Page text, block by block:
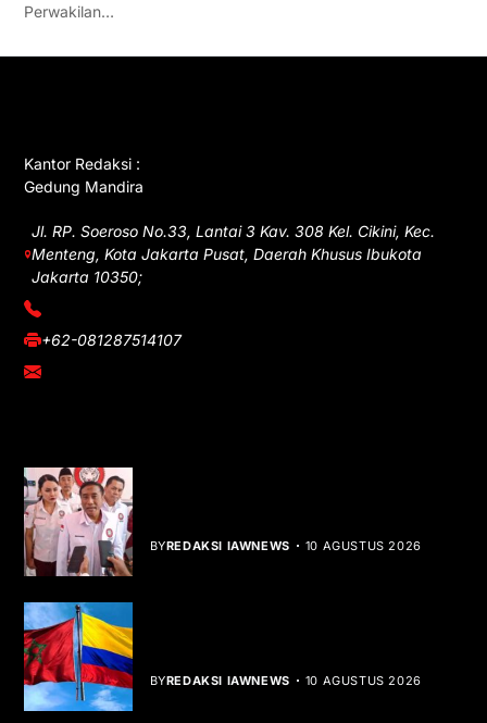
Perwakilan…
Kantor Redaksi :
Gedung Mandira
Jl. RP. Soeroso No.33, Lantai 3 Kav. 308 Kel. Cikini, Kec.
Menteng, Kota Jakarta Pusat, Daerah Khusus Ibukota
Jakarta 10350;
(021) 3908026
+62-081287514107
adm@iawnews.com
BYREDAKSI IAWNEWS 10 AGUSTUS 2026
BYREDAKSI IAWNEWS 10 AGUSTUS 2026